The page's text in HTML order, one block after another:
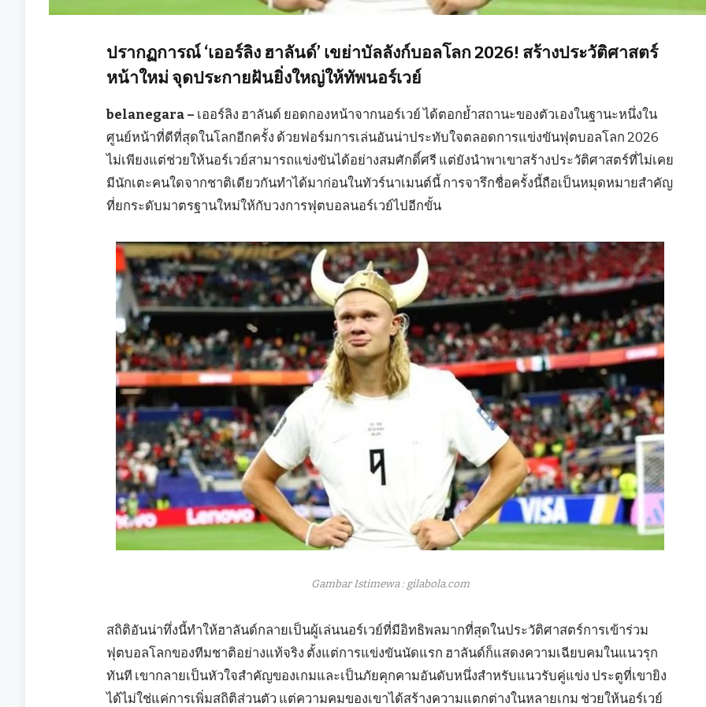
ปรากฏการณ์ ‘เออร์ลิง ฮาลันด์’ เขย่าบัลลังก์บอลโลก 2026! สร้างประวัติศาสตร์
หน้าใหม่ จุดประกายฝันยิ่งใหญ่ให้ทัพนอร์เวย์
belanegara – เออร์ลิง ฮาลันด์ ยอดกองหน้าจากนอร์เวย์ ได้ตอกย้ำสถานะของตัวเองในฐานะหนึ่งใน
ศูนย์หน้าที่ดีที่สุดในโลกอีกครั้ง ด้วยฟอร์มการเล่นอันน่าประทับใจตลอดการแข่งขันฟุตบอลโลก 2026
ไม่เพียงแต่ช่วยให้นอร์เวย์สามารถแข่งขันได้อย่างสมศักดิ์ศรี แต่ยังนำพาเขาสร้างประวัติศาสตร์ที่ไม่เคย
มีนักเตะคนใดจากชาติเดียวกันทำได้มาก่อนในทัวร์นาเมนต์นี้ การจารึกชื่อครั้งนี้ถือเป็นหมุดหมายสำคัญ
ที่ยกระดับมาตรฐานใหม่ให้กับวงการฟุตบอลนอร์เวย์ไปอีกขั้น
Gambar Istimewa : gilabola.com
สถิติอันน่าทึ่งนี้ทำให้ฮาลันด์กลายเป็นผู้เล่นนอร์เวย์ที่มีอิทธิพลมากที่สุดในประวัติศาสตร์การเข้าร่วม
ฟุตบอลโลกของทีมชาติอย่างแท้จริง ตั้งแต่การแข่งขันนัดแรก ฮาลันด์ก็แสดงความเฉียบคมในแนวรุก
ทันที เขากลายเป็นหัวใจสำคัญของเกมและเป็นภัยคุกคามอันดับหนึ่งสำหรับแนวรับคู่แข่ง ประตูที่เขายิง
ได้ไม่ใช่แค่การเพิ่มสถิติส่วนตัว แต่ความคมของเขาได้สร้างความแตกต่างในหลายเกม ช่วยให้นอร์เวย์